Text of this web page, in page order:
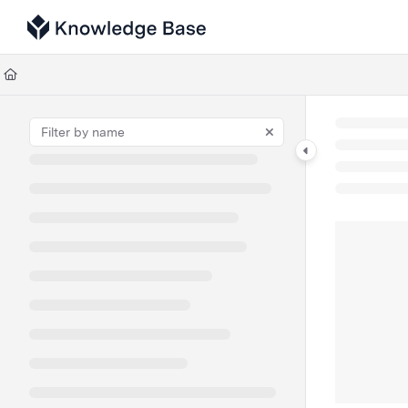
Documentation Index
Fetch the complete documentation index at:
Use this file to discover all available pages before exploring further.